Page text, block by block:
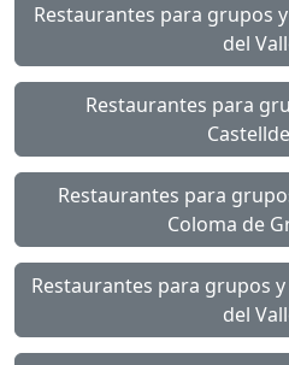
Restaurantes para grupos
del
Restaurantes para
Restaurantes para
Coloma de
Restaurantes para grupos
del